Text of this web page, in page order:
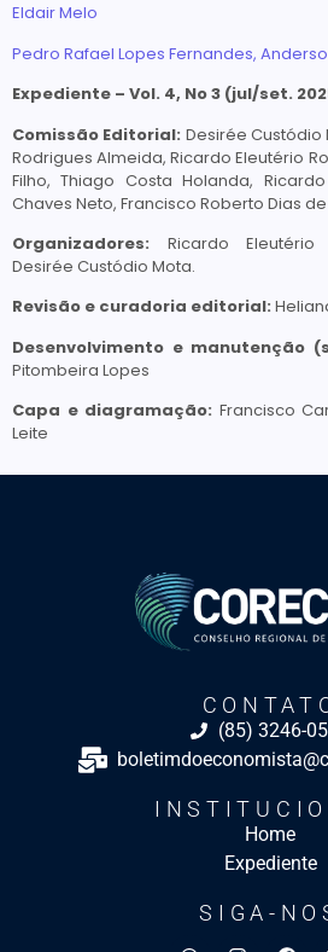
Eldair Melo
Pedro Rafael Lopes Fernandes,
Expediente – Vol. 4, No 3 (jul/set.
Comissão Editorial: Desirée
Rodrigues Almeida, Ricardo Eleutério
Filho, Thiago Costa Holanda,
Chaves Neto, Francisco Roberto Dias de
Organizadores: Ricardo
Desirée Custódio Mota.
Revisão e curadoria editorial:
Desenvolvimento e manutenção
Pitombeira Lopes
Capa e diagramação: Francisco
Leite
(85) 3246-
Home
Expediente
SIGA-